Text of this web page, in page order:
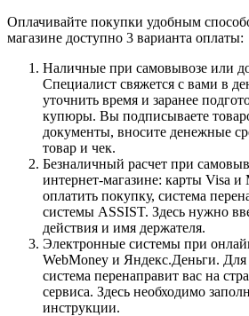
Оплачивайте покупки удобным
магазине доступно 3 варианта оплаты:
Наличные при самовывозе или
Специалист свяжется с вами в
уточнить время и заранее
купюры. Вы подписываете
документы, вносите денежные
товар и чек.
Безналичный расчет при
интернет-магазине: карты Visa и
оплатить покупку, система
системы ASSIST. Здесь нужно
действия и имя держателя.
Электронные системы при
WebMoney и Яндекс.Деньги.
система перенаправит вас на
сервиса. Здесь необходимо
инструкции.